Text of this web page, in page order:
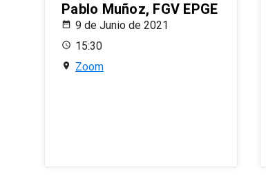
Pablo Muñoz, FGV EPGE
9 de Junio de 2021
15:30
Zoom